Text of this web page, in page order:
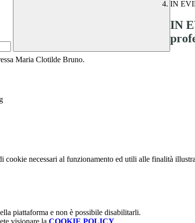
IN
IN
Maria Clotilde Bruno.
necessari al funzionamento ed utili alle finalità
piattaforma e non è possibile disabilitarli.
visionare la COOKIE POLICY